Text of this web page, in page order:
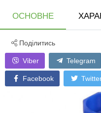
ОСНОВНЕ
Поділитись
Viber Telegram
Facebook